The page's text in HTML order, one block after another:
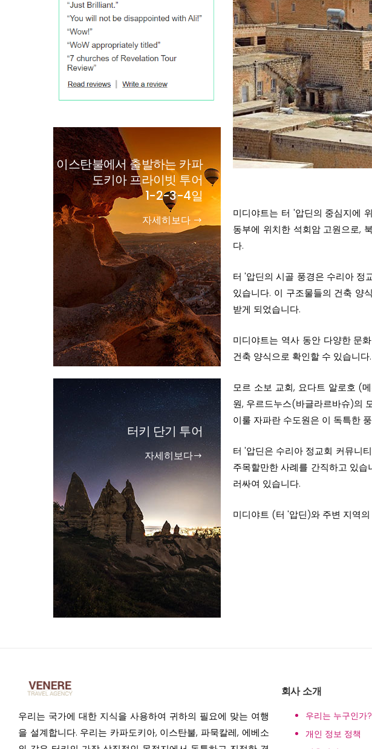
미디야트는 터 '압딘의 중심지에
동부에 위치한 석회암 고원으로,
다.
터 '압딘의 시골 풍경은 수리아 정
있습니다. 이 구조물들의 건축 양
받게 되었습니다.
미디야트는 역사 동안 다양한 문
건축 양식으로 확인할 수 있습니다.
모르 소보 교회, 요다트 알로호 (
원, 우르드누스(바글라르바슈)의
이룰 자파란 수도원은 이 독특한
터 '압딘은 수리아 정교회 커뮤니
주목할만한 사례를 간직하고 있
러싸여 있습니다.
미디야트 (터 '압딘)와 주변 지역
이스탄불에서 출발하는 카파
도키아 프라이빗 투어
1-2-3-4일
자세히보다
터키 단기 투어
자세히보다
우리는 국가에 대한 지식을 사용하여 귀하의 필요에 맞는 여행
을 설계합니다. 우리는 카파도키아, 이스탄불, 파묵칼레, 에베소
회사 소개
우리는 누구인가?
개인 정보 정책